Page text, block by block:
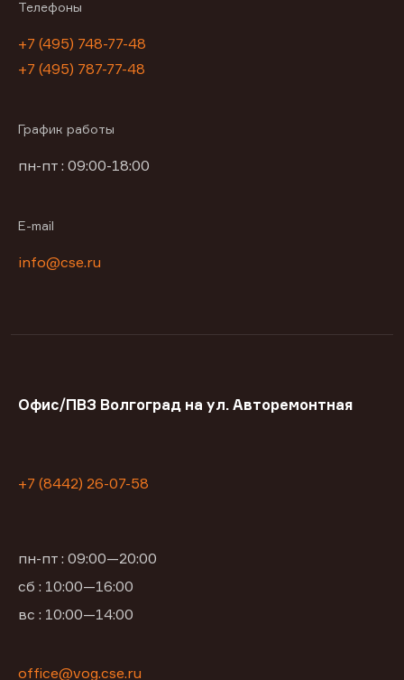
Телефоны
+7 (495) 748-77-48
+7 (495) 787-77-48
График работы
пн-пт : 09:00-18:00
E-mail
info@cse.ru
Офис/ПВЗ Волгоград на ул. Авторемонтная
+7 (8442) 26-07-58
пн-пт : 09:00—20:00
сб : 10:00—16:00
вс : 10:00—14:00
office@vog.cse.ru